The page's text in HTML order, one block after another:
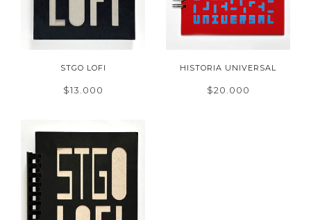
STGO LOFI
$13.000
HISTORIA UNIVERSAL
$20.000